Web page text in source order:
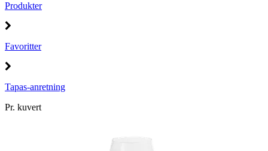
Produkter
Favoritter
Tapas-anretning
Pr. kuvert